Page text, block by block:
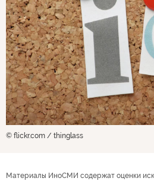
© flickr.com / thinglass
Материалы ИноСМИ содержат оценки